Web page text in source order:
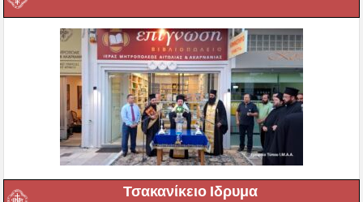
Τσακανίκειο Ιδρυμα